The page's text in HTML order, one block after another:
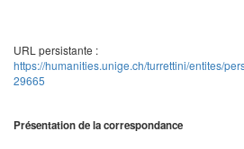
URL persistante :
https://humanities.unige.ch/turrettini/entites/
29665
Présentation de la correspondance